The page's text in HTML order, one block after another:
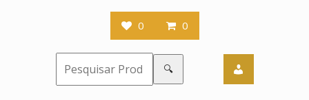
0 0
🔍